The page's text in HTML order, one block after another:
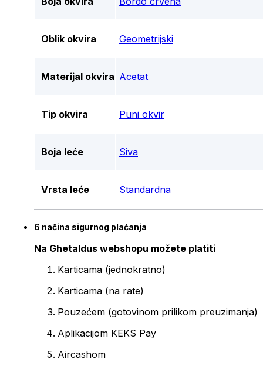
Oblik okvira Geometrijski
Materijal okvira Acetat
Tip okvira Puni okvir
Boja leće Siva
Vrsta leće Standardna
6 načina sigurnog plaćanja
Na Ghetaldus webshopu možete platiti
Karticama (jednokratno)
Karticama (na rate)
Pouzećem (gotovinom prilikom preuzimanja)
Aplikacijom KEKS Pay
Aircashom